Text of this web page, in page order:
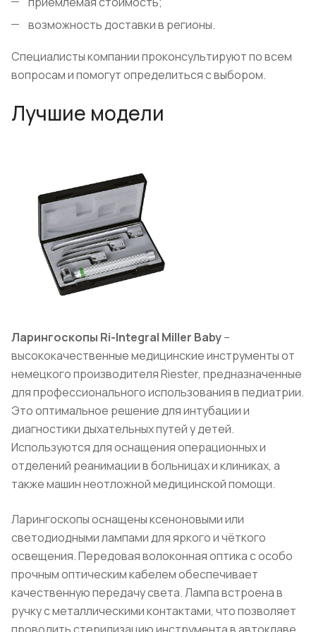
возможность доставки в регионы.
Специалисты компании проконсультируют по всем
вопросам и помогут определиться с выбором.
Лучшие модели
Ларингоскопы Ri-Integral Miller Baby–
высококачественные медицинские инструменты от
немецкого производителя Riester, предназначенные
для профессионального использования в педиатрии.
Это оптимальное решение для интубации и
диагностики дыхательных путей у детей.
Используются для оснащения операционных и
отделений реанимации в больницах и клиниках, а
также машин неотложной медицинской помощи.
Ларингоскопы оснащены ксеноновыми или
светодиодными лампами для яркого и чёткого
освещения. Передовая волоконная оптика с особо
прочным оптическим кабелем обеспечивает
качественную передачу света. Лампа встроена в
ручку с металлическими контактами, что позволяет
проводить стерилизацию инструмента в автоклаве.